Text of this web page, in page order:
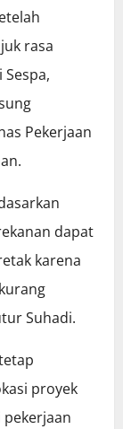
rasa
Pekerjaan
dapat
karena
Suhadi.
proyek